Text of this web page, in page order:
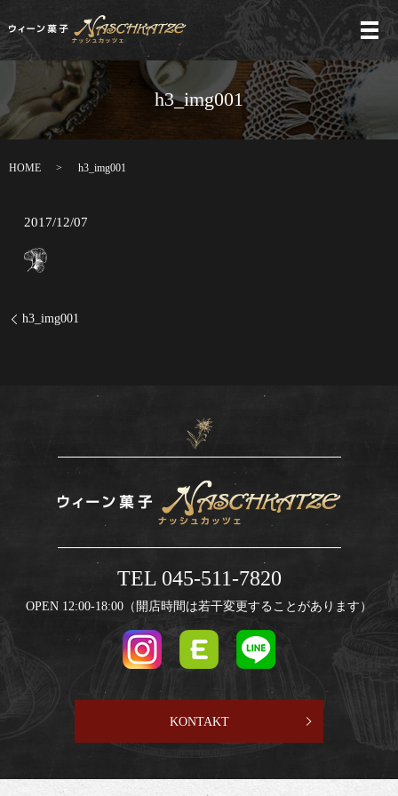
メ
h3_img001
HOME h3_img001
2017/12/07
h3_img001
TEL 045-511-7820
OPEN 12:00-18:00（開店時間は若干変更することがあります）
KONTAKT